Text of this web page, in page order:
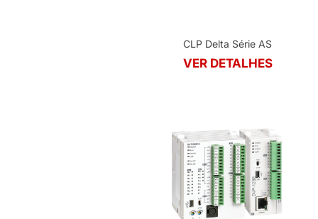
CLP Delta Série AS
VER DETALHES